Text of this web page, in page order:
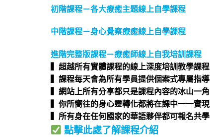
初階課程－各大療癒主題線上自學課程
中階課程－身心覺察療癒線上自學課程
進階完整版課程－療癒師線上自我培訓課程
▍超越所有實體課程的線上深度培訓教學課程​
▍課程每天會為所有學員提供個案式專屬指導​
▍網站上所有分享都只是課程內容的冰山一角​
▍你所嚮往的身心靈轉化都將在課中一一實現​
▍所有身在任何國家的華語夥伴都可報名共學​
點擊此處了解課程介紹